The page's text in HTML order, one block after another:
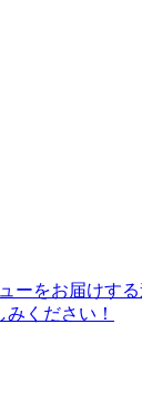
をお届けす
ください！